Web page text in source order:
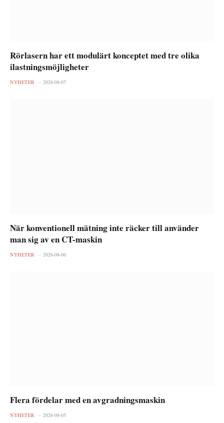
Rörlasern har ett modulärt konceptet med tre olika
ilastningsmöjligheter
NYHETER 2026-08-07
När konventionell mätning inte räcker till använder
man sig av en CT-maskin
NYHETER 2026-08-06
Flera fördelar med en avgradningsmaskin
NYHETER 2026-08-05